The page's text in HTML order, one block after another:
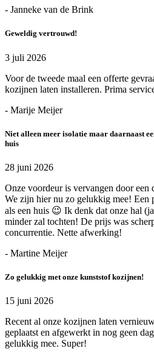
- Janneke van de Brink
Geweldig vertrouwd!
3 juli 2026
Voor de tweede maal een offerte
kozijnen laten installeren. Prima
- Marije Meijer
Niet alleen meer isolatie maar daarnaast
huis
28 juni 2026
Onze voordeur is vervangen door een
We zijn hier nu zo gelukkig mee! Een
als een huis 😉 Ik denk dat onze hal
minder zal tochten! De prijs was
concurrentie. Nette afwerking!
- Martine Meijer
Zo gelukkig met onze kunststof kozijnen!
15 juni 2026
Recent al onze kozijnen laten
geplaatst en afgewerkt in nog geen
gelukkig mee. Super!